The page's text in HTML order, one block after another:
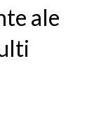
ale